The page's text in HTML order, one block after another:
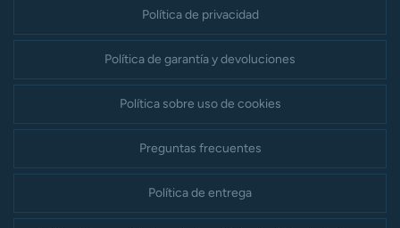
Política de privacidad
Política de garantía y devoluciones
Política sobre uso de cookies
Preguntas frecuentes
Política de entrega